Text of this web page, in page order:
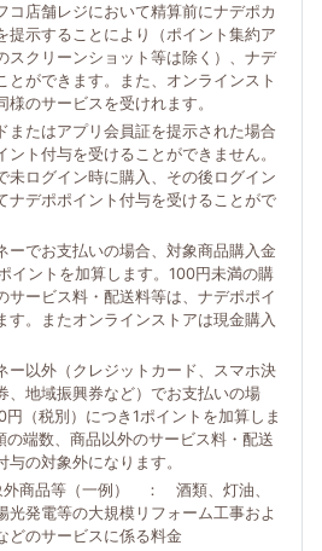
コ店舗レジにおいて精算前にナデポカ
提示することにより（ポイント集約ア
スクリーンショット等は除く）、ナデ
とができます。また、オンラインスト
のサービスを受けれます。
またはアプリ会員証を提示された場合
ト付与を受けることができません。
未ログイン時に購入、その後ログイン
ナデポポイント付与を受けることがで
ーでお支払いの場合、対象商品購入金
イントを加算します。100円未満の購
サービス料・配送料等は、ナデポポイ
す。またオンラインストアは現金購入
ー以外（クレジットカード、スマホ決
、地域振興券など）でお支払いの場
（税別）につき1ポイントを加算しま
端数、商品以外のサービス料・配送
の対象外になります。
外商品等（一例） ： 酒類、灯油、
光発電等の大規模リフォーム工事およ
どのサービスに係る料金